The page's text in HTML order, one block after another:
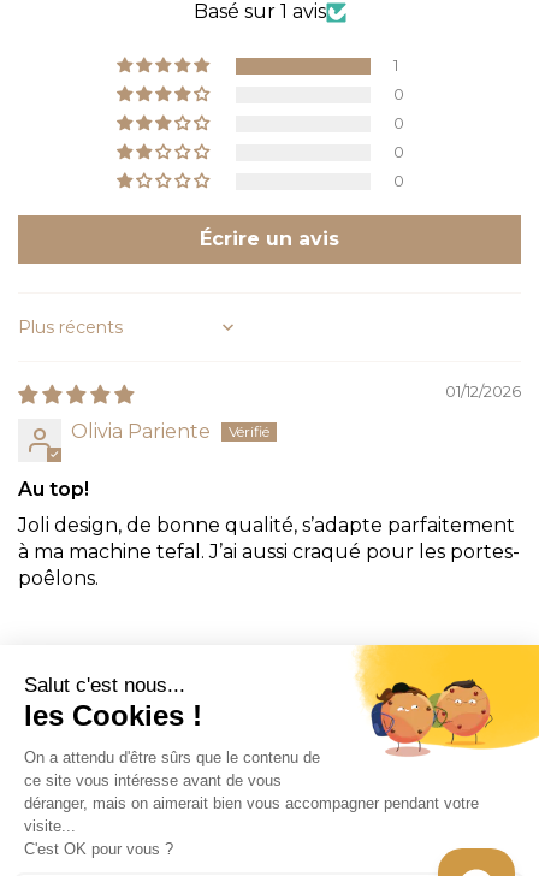
Basé sur 1 avis
1
0
0
0
0
Écrire un avis
Sort by
01/12/2026
Olivia Pariente
Au top!
Joli design, de bonne qualité, s’adapte parfaitement
à ma machine tefal. J’ai aussi craqué pour les portes-
poêlons.
CONTACT
INFORMATION
EN SAVOIR PLUS